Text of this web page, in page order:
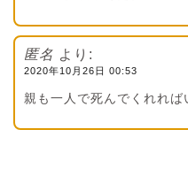
匿名 より:
2020年10月26日 00:53
親も一人で死んでくれれ